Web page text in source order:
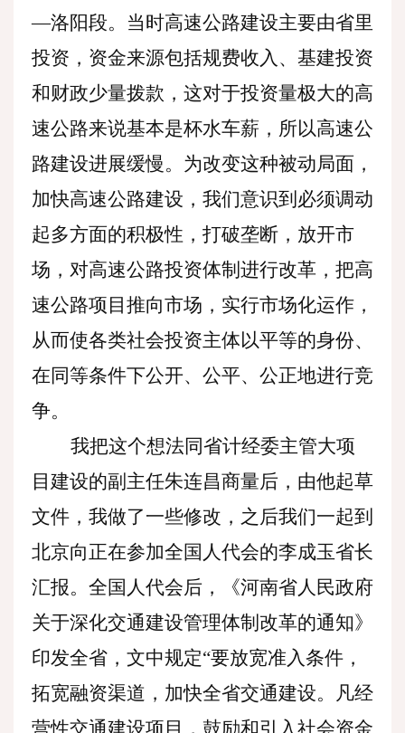
—洛阳段。当时高速公路建设主要由省里
投资，资金来源包括规费收入、基建投资
和财政少量拨款，这对于投资量极大的高
速公路来说基本是杯水车薪，所以高速公
路建设进展缓慢。为改变这种被动局面，
加快高速公路建设，我们意识到必须调动
起多方面的积极性，打破垄断，放开市
场，对高速公路投资体制进行改革，把高
速公路项目推向市场，实行市场化运作，
从而使各类社会投资主体以平等的身份、
在同等条件下公开、公平、公正地进行竞
争。
我把这个想法同省计经委主管大项
目建设的副主任朱连昌商量后，由他起草
文件，我做了一些修改，之后我们一起到
北京向正在参加全国人代会的李成玉省长
汇报。全国人代会后，《河南省人民政府
关于深化交通建设管理体制改革的通知》
印发全省，文中规定“要放宽准入条件，
拓宽融资渠道，加快全省交通建设。凡经